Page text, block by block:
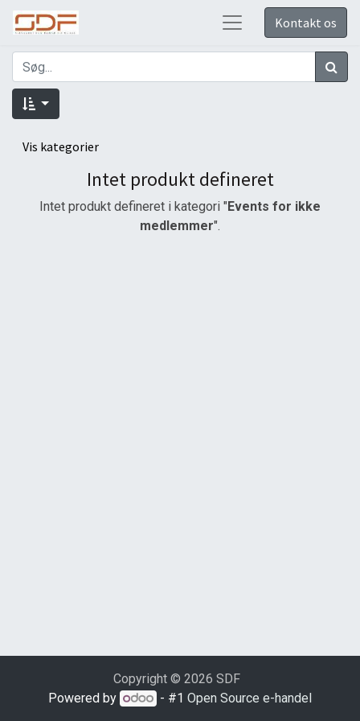
Kontakt os
Vis kategorier
Intet produkt defineret
Intet produkt defineret i kategori "Events for ikke
medlemmer".
Copyright © 2026 SDF
Powered by
- #1Open Source e-handel